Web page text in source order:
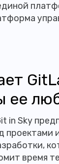
ее
in Sky
проектами
время